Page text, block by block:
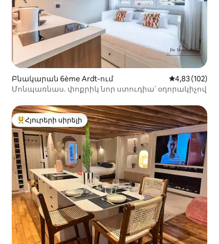
Բնակարան 6ème Ardt-ում Միջին
4,83 (102)
Մոնպառնաս. փոքրիկ նոր ստուդիա՝ օդորակիչով
Հյուրերի սիրելի լավագույն տները
Հյուրերի սիրելի